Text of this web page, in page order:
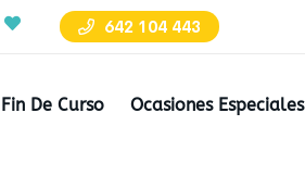
642 104 443
Fin De Curso Ocasiones Especiales